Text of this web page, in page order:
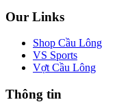
Our Links
Shop Cầu Lông
VS Sports
Vợt Cầu Lông
Thông tin